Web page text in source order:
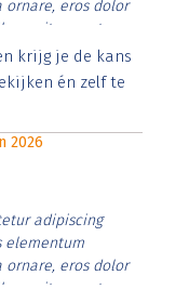
ornare, eros dolor
vitae erat.
id rutrum lorem
posuere.
krijg je de kans
én zelf te
2026
adipiscing
elementum
ornare, eros dolor
vitae erat.